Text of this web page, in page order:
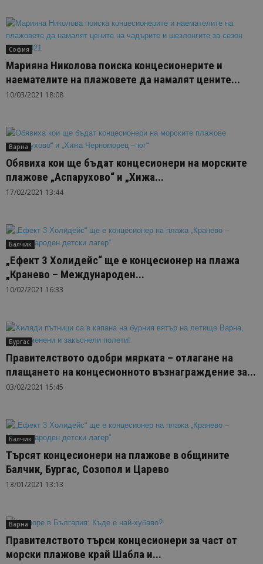
София
Марияна Николова поиска концесионерите и
наемателите на плажовете да намалят цените...
10/03/2021 18:08
Варна
Обявиха кои ще бъдат концесионери на морските
плажове „Аспарухово“ и „Хижа...
17/02/2021 13:44
Балчик
„Ефект 3 Холидейс“ ще е концесионер на плажа
„Кранево – Международен...
10/02/2021 16:33
Бургас
Правителството одобри мярката – отлагане на
плащането на концесионното възнаграждение за...
03/02/2021 15:45
Балчик
Търсят концесионери на плажове в общините
Балчик, Бургас, Созопол и Царево
13/01/2021 13:13
Варна
Правителството търси концесионери за част от
морски плажове край Шабла и...